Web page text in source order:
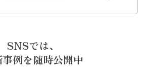
SNSでは、
例を随時公開中